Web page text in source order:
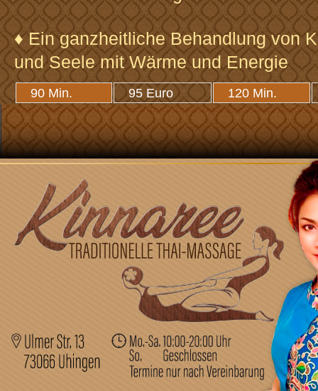
♦ Ein ganzheitliche Behandlung von
und Seele mit Wärme und Energie
90 Min. 95 Euro 120 Min.